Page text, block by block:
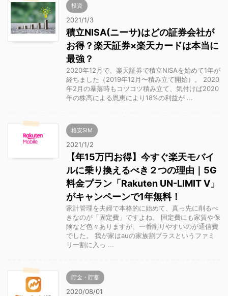
投資
2021/1/3
積立NISA(ニーサ)はどの証券会社が
お得？楽天証券×楽天カードは本当に
最強？
2020年12月で、楽天証券で積立NISAを始めて1年が
経ちました（2019年12月〜積み立て開始）。 2020
年2月の暴落時もコツコツ積み立て、気付けば2020
年の株高による恩恵により18%の利益が ...
格安SIM
2021/1/2
【年15万円お得】今すぐ楽天モバイ
ルに乗り換えるべき２つの理由｜5G
料金プラン「Rakuten UN-LIMIT V」
がキャンペーンで1年無料！
家計管理を夫婦で本格的に始めて、真っ先に削るべ
きなのが「固定費」ですよね。 固定費にも家賃や保
険など色々ありますが、一番削りやすいのが通信費
でした。 我が家はauの家族割プラスというファミ
リー割に入っ ...
貯金・貯蓄
2020/08/01